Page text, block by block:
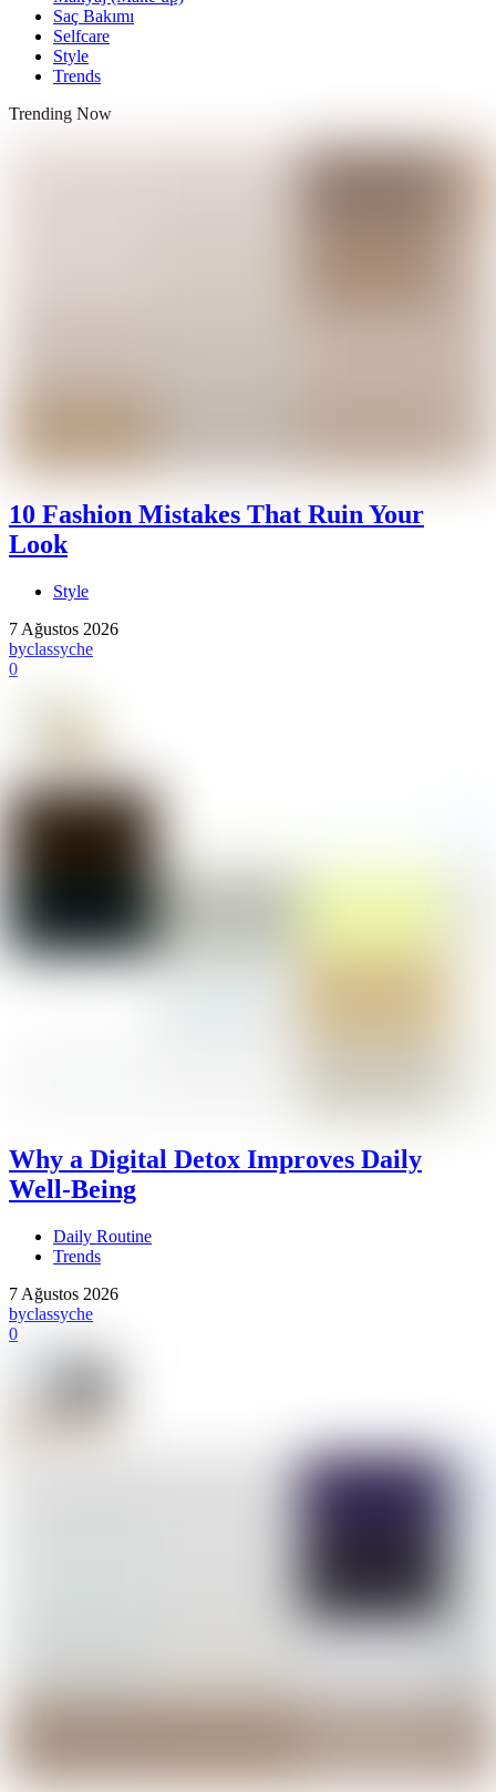
Saç Bakımı
Selfcare
Style
Trends
Trending Now
10 Fashion Mistakes That Ruin Your
Look
Style
7 Ağustos 2026
byclassyche
0
Why a Digital Detox Improves Daily
Well-Being
Daily Routine
Trends
7 Ağustos 2026
byclassyche
0